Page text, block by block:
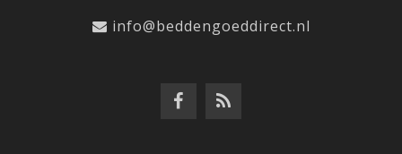
info@beddengoeddirect.nl